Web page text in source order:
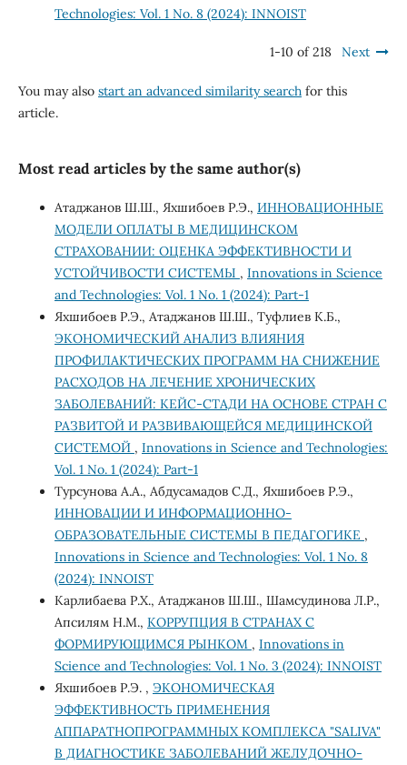
Technologies: Vol. 1 No. 8 (2024): INNOIST
1-10 of 218 Next
You may also start an advanced similarity searchfor this
article.
Most read articles by the same author(s)
Атаджанов Ш.Ш., Яхшибоев Р.Э., ИННОВАЦИОННЫЕ
МОДЕЛИ ОПЛАТЫ В МЕДИЦИНСКОМ
СТРАХОВАНИИ: ОЦЕНКА ЭФФЕКТИВНОСТИ И
УСТОЙЧИВОСТИ СИСТЕМЫ , Innovations in Science
and Technologies: Vol. 1 No. 1 (2024): Part-1
Яхшибоев Р.Э., Атаджанов Ш.Ш., Туфлиев К.Б.,
ЭКОНОМИЧЕСКИЙ АНАЛИЗ ВЛИЯНИЯ
ПРОФИЛАКТИЧЕСКИХ ПРОГРАММ НА СНИЖЕНИЕ
РАСХОДОВ НА ЛЕЧЕНИЕ ХРОНИЧЕСКИХ
ЗАБОЛЕВАНИЙ: КЕЙС-СТАДИ НА ОСНОВЕ СТРАН С
РАЗВИТОЙ И РАЗВИВАЮЩЕЙСЯ МЕДИЦИНСКОЙ
СИСТЕМОЙ , Innovations in Science and Technologies:
Vol. 1 No. 1 (2024): Part-1
Турсунова А.А., Абдусамадов С.Д., Яхшибоев Р.Э.,
ИННОВАЦИИ И ИНФОРМАЦИОННО-
ОБРАЗОВАТЕЛЬНЫЕ СИСТЕМЫ В ПЕДАГОГИКЕ ,
Innovations in Science and Technologies: Vol. 1 No. 8
(2024): INNOIST
Карлибаева Р.Х., Атаджанов Ш.Ш., Шамсудинова Л.Р.,
Апсилям Н.М., КОРРУПЦИЯ В СТРАНАХ С
ФОРМИРУЮЩИМСЯ РЫНКОМ , Innovations in
Science and Technologies: Vol. 1 No. 3 (2024): INNOIST
Яхшибоев Р.Э. , ЭКОНОМИЧЕСКАЯ
ЭФФЕКТИВНОСТЬ ПРИМЕНЕНИЯ
АППАРАТНОПРОГРАММНЫХ КОМПЛЕКСА "SALIVA"
В ДИАГНОСТИКЕ ЗАБОЛЕВАНИЙ ЖЕЛУДОЧНО-